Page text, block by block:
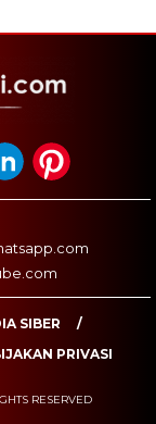
SIBER
PRIVASI
RESERVED